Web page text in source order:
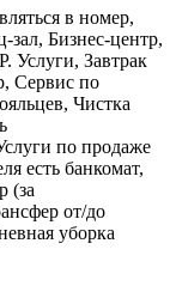
в номер,
Бизнес-центр,
Услуги, Завтрак
Сервис по
Чистка
по продаже
есть банкомат,
(за
от/до
уборка